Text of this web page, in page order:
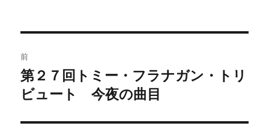
稿
ナ
ビ
前
前
の
稿:
第２７回トミー・フラナガン・トリ
ビュート 今夜の曲目